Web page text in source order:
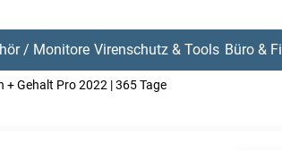
/ Monitore Virenschutz & Tools Büro &
+ Gehalt Pro 2022 | 365 Tage